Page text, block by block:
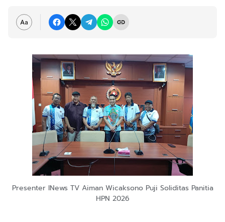
Presenter INews TV Aiman Wicaksono Puji Soliditas Panitia
HPN 2026